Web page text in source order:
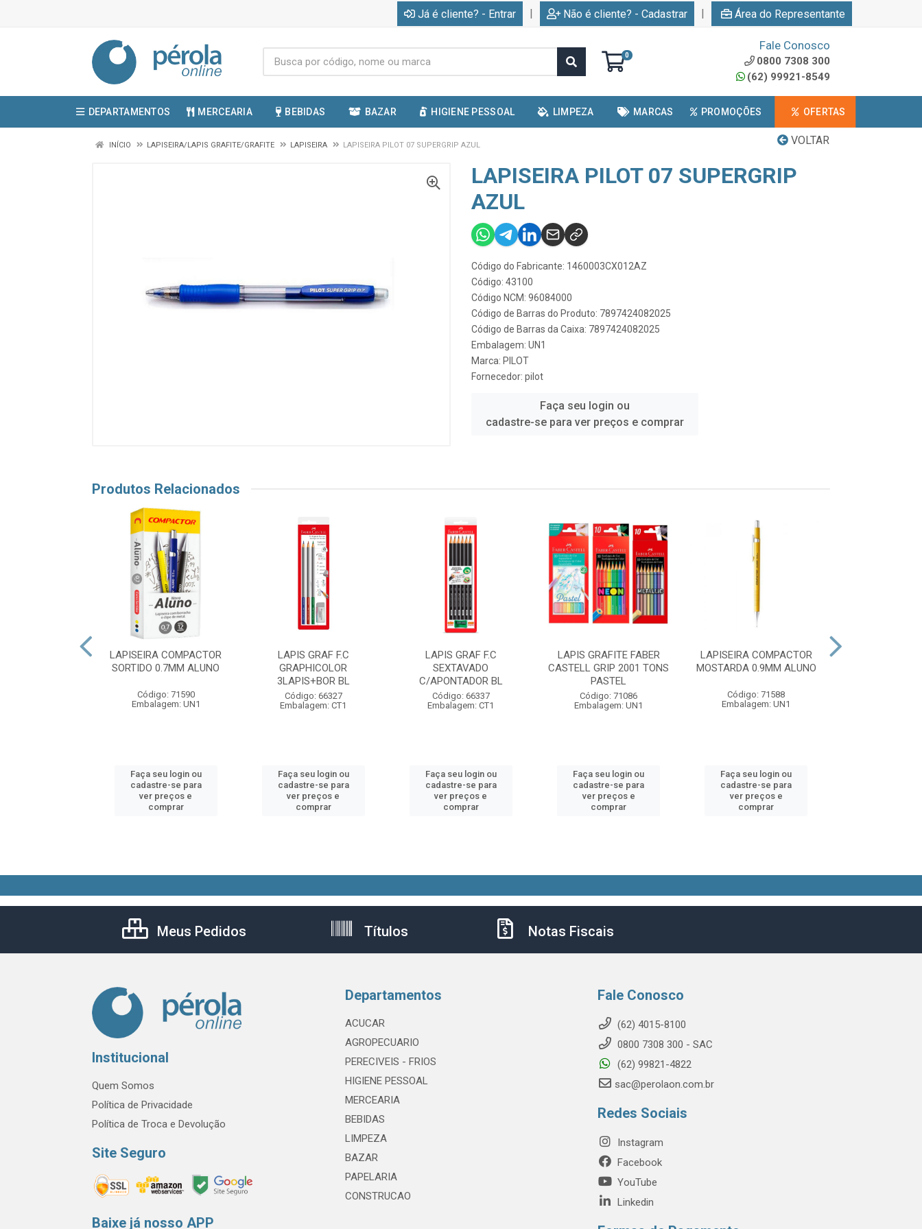
Já é cliente? - Entrar | Não é cliente? - Cadastrar | Área do Representante
0
Fale Conosco
0800 7308 300
(62) 99921-8549
DEPARTAMENTOS MERCEARIA BEBIDAS BAZAR HIGIENE PESSOAL LIMPEZA MARCAS PROMOÇÕES OFERTAS
VOLTAR
INÍCIO LAPISEIRA/LAPIS GRAFITE/GRAFITE LAPISEIRA LAPISEIRA PILOT 07 SUPERGRIP AZUL
LAPISEIRA PILOT 07 SUPERGRIP
AZUL
Código do Fabricante: 1460003CX012AZ
Código: 43100
Código NCM: 96084000
Código de Barras do Produto: 7897424082025
Código de Barras da Caixa: 7897424082025
Embalagem: UN1
Marca: PILOT
Fornecedor: pilot
Faça seu login ou
cadastre-se para ver preços e comprar
Produtos Relacionados
LAPISEIRA COMPACTOR
SORTIDO 0.7MM ALUNO
Código: 71590
Embalagem: UN1
Faça seu login ou
cadastre-se para
ver preços e
comprar
LAPIS GRAF F.C
GRAPHICOLOR
3LAPIS+BOR BL
Código: 66327
Embalagem: CT1
Faça seu login ou
cadastre-se para
ver preços e
comprar
LAPIS GRAF F.C
SEXTAVADO
C/APONTADOR BL
Código: 66337
Embalagem: CT1
Faça seu login ou
cadastre-se para
ver preços e
comprar
LAPIS GRAFITE FABER
CASTELL GRIP 2001 TONS
PASTEL
Código: 71086
Embalagem: UN1
Faça seu login ou
cadastre-se para
ver preços e
comprar
LAPISEIRA COMPACTOR
MOSTARDA 0.9MM ALUNO
Código: 71588
Embalagem: UN1
Faça seu login ou
cadastre-se para
ver preços e
comprar
Meus Pedidos Títulos Notas Fiscais
Institucional
Quem Somos
Política de Privacidade
Política de Troca e Devolução
Site Seguro
Baixe já nosso APP
Departamentos
ACUCAR
AGROPECUARIO
PERECIVEIS - FRIOS
HIGIENE PESSOAL
MERCEARIA
BEBIDAS
LIMPEZA
BAZAR
PAPELARIA
CONSTRUCAO
Fale Conosco
(62) 4015-8100
0800 7308 300 - SAC
(62) 99821-4822
sac@perolaon.com.br
Redes Sociais
Instagram
Facebook
YouTube
Linkedin